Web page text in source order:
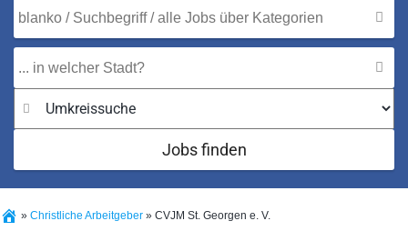
Jobs finden
» Christliche Arbeitgeber » CVJM St. Georgen e. V.